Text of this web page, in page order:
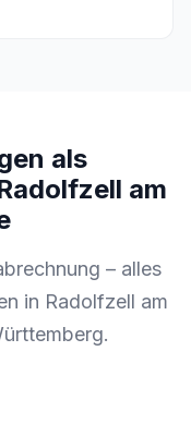
als
am
– alles
in Radolfzell am